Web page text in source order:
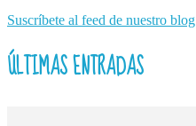
Suscríbete al feed de nuestro blog
ÚLTIMAS ENTRADAS